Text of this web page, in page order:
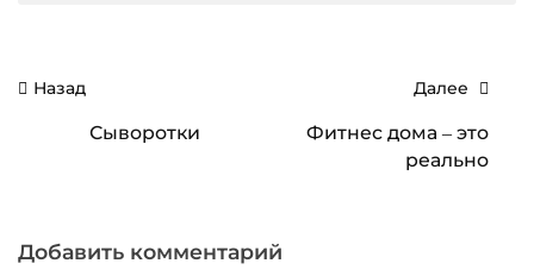
Навигация
записям
Назад
Сыворотки
Далее
Фитнес дома – это
реально
Добавить комментарий